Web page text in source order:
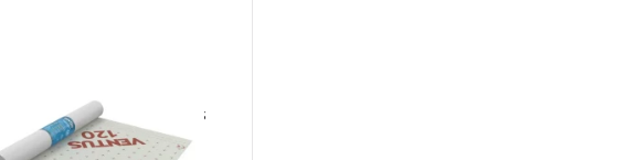
MEMBRANA DACHOWA VENTUS
120g/m2; 1,5x50m